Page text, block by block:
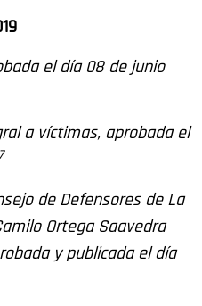
el día 08 de junio
a víctimas, aprobada el
7
de Defensores de La
Ortega Saavedra
y publicada el día